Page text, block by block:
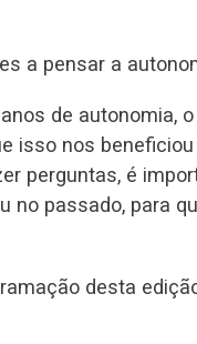
a pensar a
de autonomia,
isso nos
perguntas, é
no passado, para
desta